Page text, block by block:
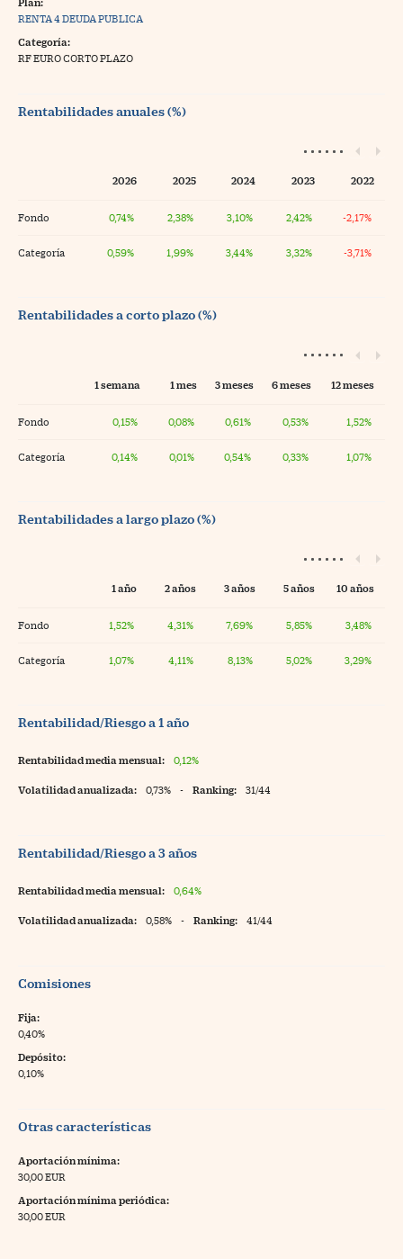
RENTA 4 DEUDA PUBLICA
Categoría:
RF EURO CORTO PLAZO
Rentabilidades anuales (%)
2026 2025 2024 2023 2022
Fondo 0,74% 2,38% 3,10% 2,42% -2,17%
Categoría 0,59% 1,99% 3,44% 3,32% -3,71%
Rentabilidades a corto plazo (%)
1 semana 1 mes 3 meses 6 meses 12 meses
Fondo 0,15% 0,08% 0,61% 0,53% 1,52%
Categoría 0,14% 0,01% 0,54% 0,33% 1,07%
Rentabilidades a largo plazo (%)
1 año 2 años 3 años 5 años 10 años
Fondo 1,52% 4,31% 7,69% 5,85% 3,48%
Categoría 1,07% 4,11% 8,13% 5,02% 3,29%
Rentabilidad/Riesgo a 1 año
Rentabilidad media mensual: 0,12%
Volatilidad anualizada: 0,73% - Ranking: 31/44
Rentabilidad/Riesgo a 3 años
Rentabilidad media mensual: 0,64%
Volatilidad anualizada: 0,58% - Ranking: 41/44
Comisiones
Fija:
0,40%
Depósito:
0,10%
Otras características
Aportación mínima:
30,00 EUR
Aportación mínima periódica:
30,00 EUR